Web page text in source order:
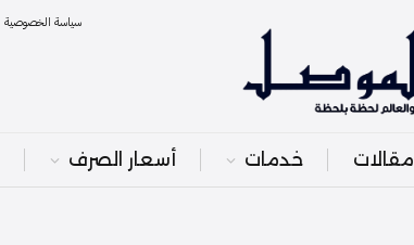
سياسة الخصوصية
مقالات خدمات أسعار الصرف